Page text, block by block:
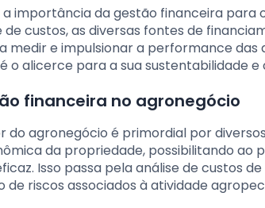
importância da gestão financeira para
custos, as diversas fontes de
medir e impulsionar a performance das
o alicerce para a sua sustentabilidade
financeira no agronegócio
do agronegócio é primordial por
da propriedade, possibilitando ao
Isso passa pela análise de custos
riscos associados à atividade